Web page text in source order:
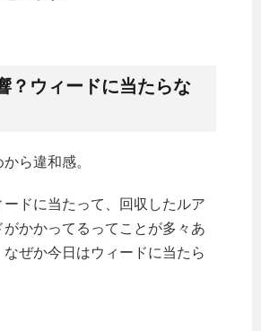
？ウィードに当たらな
ら違和感。
ードに当たって、回収したルア
がかかってるってことが多々あ
なぜか今日はウィードに当たら